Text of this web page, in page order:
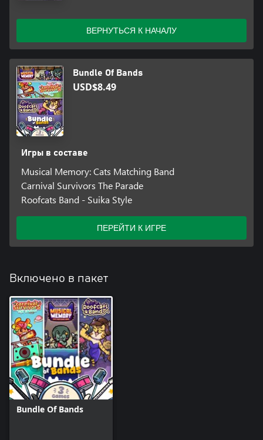
ВЕРНУТЬСЯ К НАЧАЛУ
Bundle Of Bands
USD$8.49
Игры в составе
Musical Memory: Cats Matching Band
Carnival Survivors The Parade
Roofcats Band - Suika Style
ПЕРЕЙТИ К ИГРЕ
Включено в пакет
Bundle Of Bands